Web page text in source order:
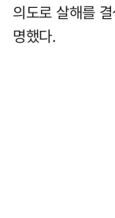
의도로 살해를
명했다.